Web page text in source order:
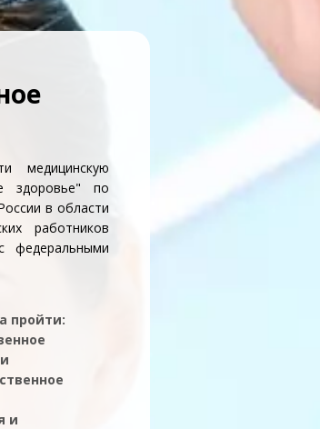
медицинскую
здоровье" по
в области
работников
федеральными
пройти:
и